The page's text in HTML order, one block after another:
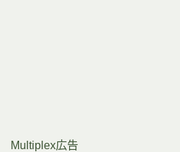
Multiplex広告